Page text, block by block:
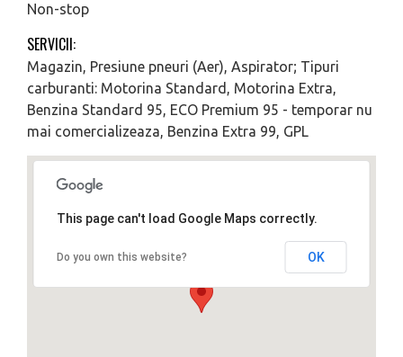
Non-stop
SERVICII:
Magazin, Presiune pneuri (Aer), Aspirator; Tipuri
carburanti: Motorina Standard, Motorina Extra,
Benzina Standard 95, ECO Premium 95 - temporar nu
mai comercializeaza, Benzina Extra 99, GPL
This page can't load Google Maps correctly.
Do you own this website? OK